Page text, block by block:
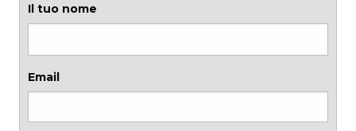
Il tuo nome
Email